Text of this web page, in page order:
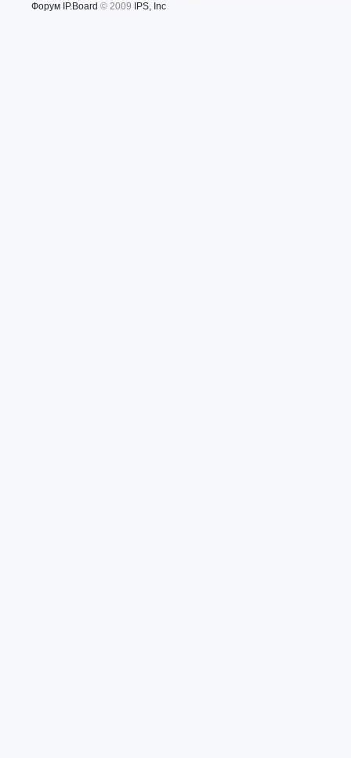
Форум IP.Board © 2009 IPS, Inc